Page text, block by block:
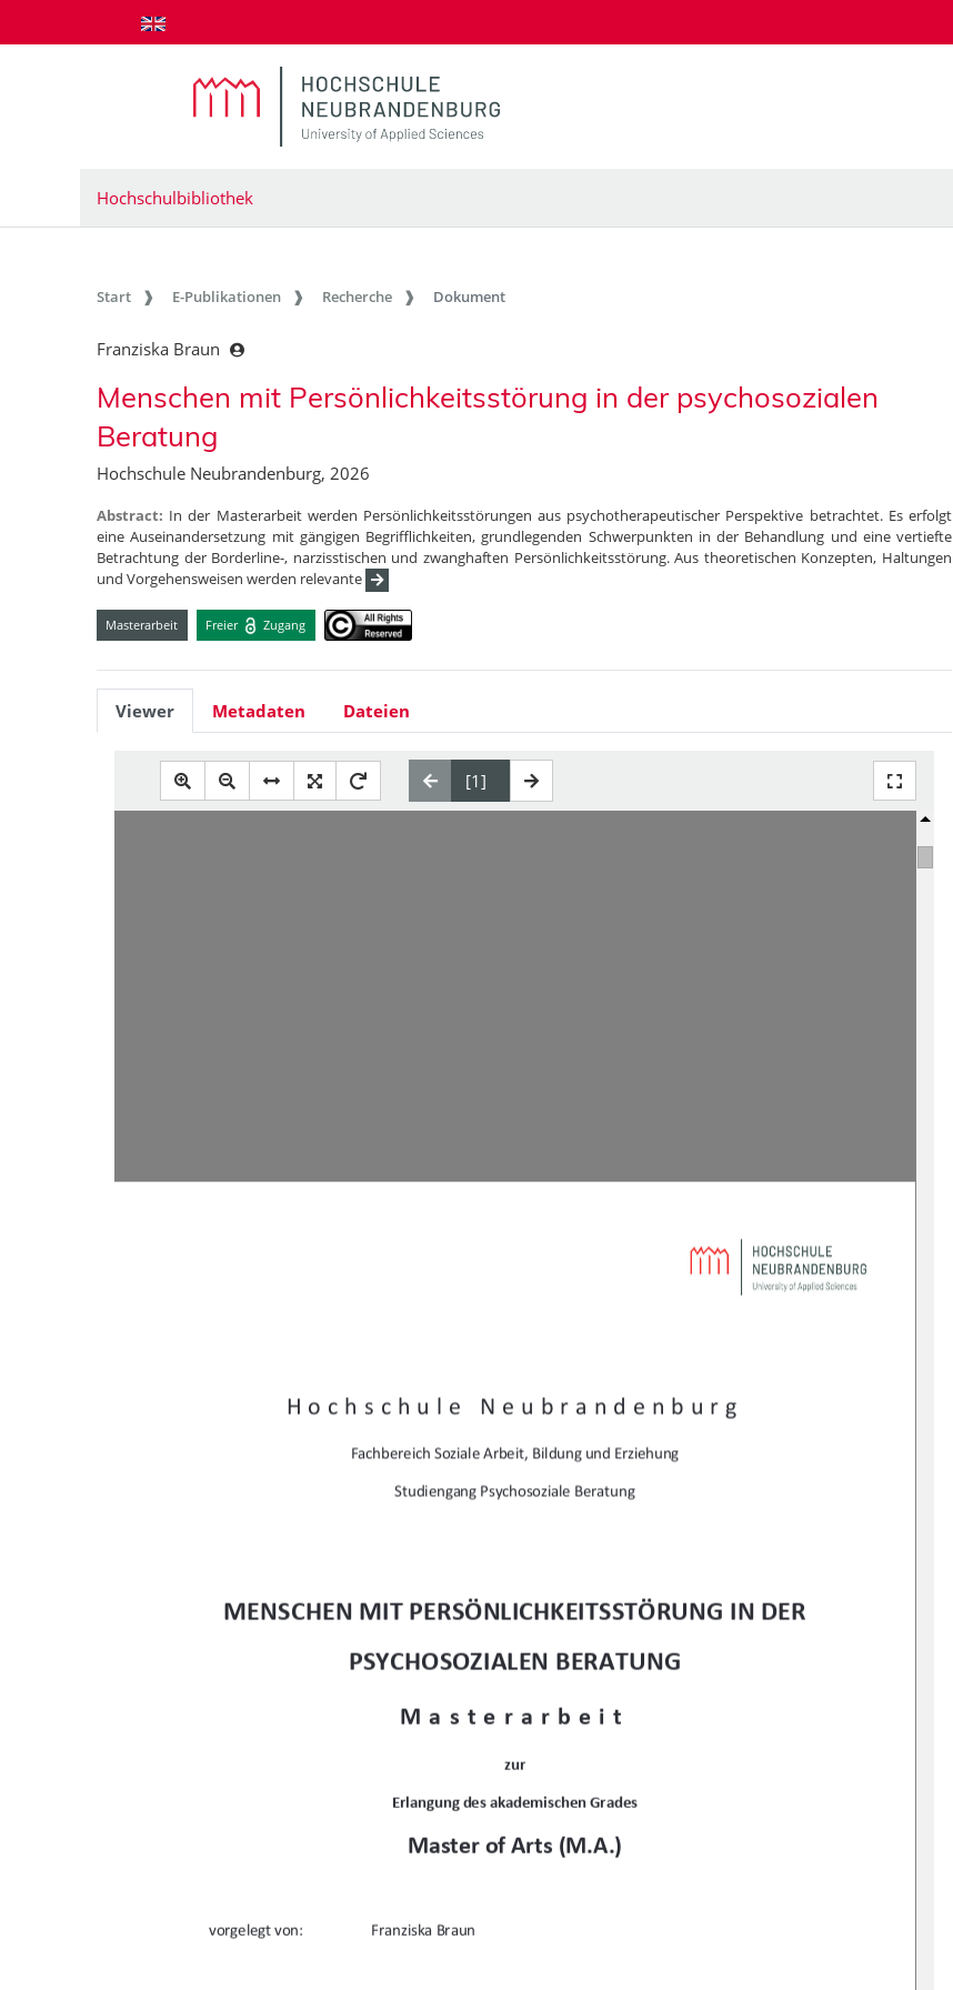
zum Inhalt springen
Hochschulbibliothek
Start E-Publikationen Recherche Dokument
Franziska Braun
Menschen mit Persönlichkeitsstörung in der psychosozialen
Beratung
Hochschule Neubrandenburg, 2026
Abstract: In der Masterarbeit werden Persönlichkeitsstörungen aus psychotherapeutischer Perspektive betrachtet. Es erfolgt
eine Auseinandersetzung mit gängigen Begrifflichkeiten, grundlegenden Schwerpunkten in der Behandlung und eine vertiefte
Betrachtung der Borderline-, narzisstischen und zwanghaften Persönlichkeitsstörung. Aus theoretischen Konzepten, Haltungen
und Vorgehensweisen werden relevante
Masterarbeit Freier Zugang
Viewer Metadaten Dateien
Hochschule Neubrandenburg
Fachbereich Soziale Arbeit, Bildung und Erziehung
Studiengang Psychosoziale Beratung
MENSCHEN MIT PERSÖNLICHKEITSSTÖRUNG IN DER
PSYCHOSOZIALEN BERATUNG
Masterarbeit
zur
Erlangung des akademischen Grades
Master of Arts (M.A.)
vorgelegt von: Franziska Braun